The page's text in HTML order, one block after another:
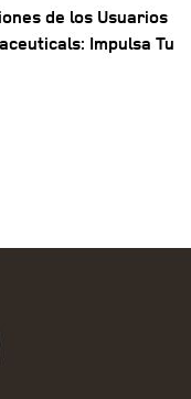
de los Usuarios
Impulsa Tu